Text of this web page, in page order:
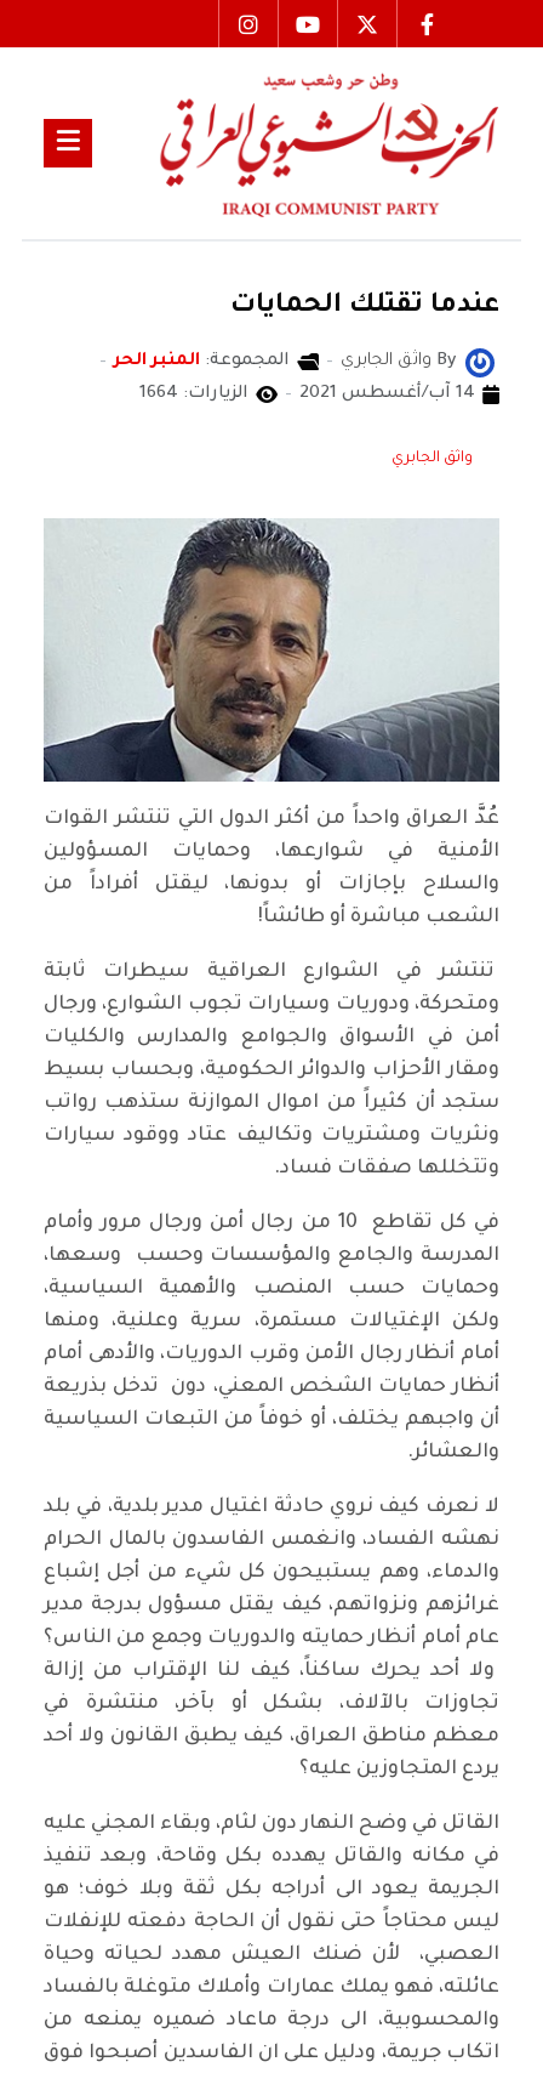
عندما تقتلك الحمايات
By واثق الجابري المجموعة: المنبر الحر
14 آب/أغسطس 2021
الزيارات: 1664
واثق الجابري
عُدَّ العراق واحداً من أكثر الدول التي تنتشر القوات
الأمنية في شوارعها، وحمايات المسؤولين
والسلاح بإجازات أو بدونها، ليقتل أفراداً من
الشعب مباشرة أو طائشاً!
تنتشر في الشوارع العراقية سيطرات ثابتة
ومتحركة، ودوريات وسيارات تجوب الشوارع، ورجال
أمن في الأسواق والجوامع والمدارس والكليات
ومقار الأحزاب والدوائر الحكومية، وبحساب بسيط
ستجد أن كثيراً من اموال الموازنة ستذهب رواتب
ونثريات ومشتريات وتكاليف عتاد ووقود سيارات
وتتخللها صفقات فساد.
في كل تقاطع 10 من رجال أمن ورجال مرور وأمام
المدرسة والجامع والمؤسسات وحسب وسعها،
وحمايات حسب المنصب والأهمية السياسية،
ولكن الإغتيالات مستمرة، سرية وعلنية، ومنها
أمام أنظار رجال الأمن وقرب الدوريات، والأدهى أمام
أنظار حمايات الشخص المعني، دون تدخل بذريعة
أن واجبهم يختلف، أو خوفاً من التبعات السياسية
والعشائر.
لا نعرف كيف نروي حادثة اغتيال مدير بلدية، في بلد
نهشه الفساد، وانغمس الفاسدون بالمال الحرام
والدماء، وهم يستبيحون كل شيء من أجل إشباع
غرائزهم ونزواتهم، كيف يقتل مسؤول بدرجة مدير
عام أمام أنظار حمايته والدوريات وجمع من الناس؟
ولا أحد يحرك ساكناً، كيف لنا الإقتراب من إزالة
تجاوزات بالآلاف، بشكل أو بآخر، منتشرة في
معظم مناطق العراق، كيف يطبق القانون ولا أحد
يردع المتجاوزين عليه؟
القاتل في وضح النهار دون لثام، وبقاء المجني عليه
في مكانه والقاتل يهدده بكل وقاحة، وبعد تنفيذ
الجريمة يعود الى أدراجه بكل ثقة وبلا خوف؛ هو
ليس محتاجاً حتى نقول أن الحاجة دفعته للإنفلات
العصبي، لأن ضنك العيش مهدد لحياته وحياة
عائلته، فهو يملك عمارات وأملاك متوغلة بالفساد
والمحسوبية، الى درجة ماعاد ضميره يمنعه من
اتكاب جريمة، ودليل على ان الفاسدين أصبحوا فوق